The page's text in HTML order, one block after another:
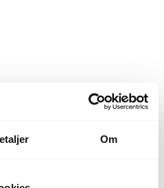
Om